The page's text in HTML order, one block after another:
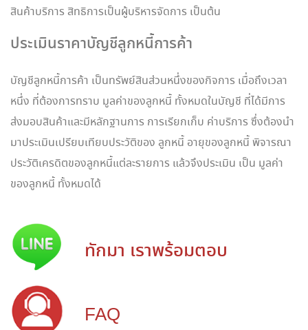
สินค้าบริการ สิทธิการเป็นผู้บริหารจัดการ เป็นต้น
ประเมินราคาบัญชีลูกหนี้การค้า
บัญชีลูกหนี้การค้า เป็นทรัพย์สินส่วนหนึ่งของกิจการ เมื่อถึงเวลา
หนึ่ง ที่ต้องการทราบ มูลค่าของลูกหนี้ ทั้งหมดในบัญชี ที่ได้มีการ
ส่งมอบสินค้าและมีหลักฐานการ การเรียกเก็บ ค่าบริการ ซึ่งต้องนำ
มาประเมินเปรียบเทียบประวัติของ ลูกหนี้ อายุของลูกหนี้ พิจารณา
ประวัติเครดิตของลูกหนี้แต่ละรายการ แล้วจึงประเมิน เป็น มูลค่า
ของลูกหนี้ ทั้งหมดได้
ทักมา เราพร้อมตอบ
FAQ